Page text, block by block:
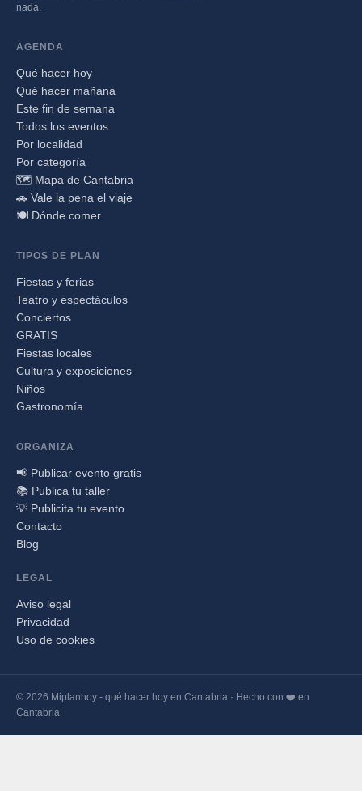
nada.
AGENDA
Qué hacer hoy
Qué hacer mañana
Este fin de semana
Todos los eventos
Por localidad
Por categoría
🗺️ Mapa de Cantabria
🚗 Vale la pena el viaje
🍽️ Dónde comer
TIPOS DE PLAN
Fiestas y ferias
Teatro y espectáculos
Conciertos
GRATIS
Fiestas locales
Cultura y exposiciones
Niños
Gastronomía
ORGANIZA
📢 Publicar evento gratis
📚 Publica tu taller
💡 Publicita tu evento
Contacto
Blog
LEGAL
Aviso legal
Privacidad
Uso de cookies
© 2026 Miplanhoy - qué hacer hoy en Cantabria · Hecho con ❤️ en
Cantabria